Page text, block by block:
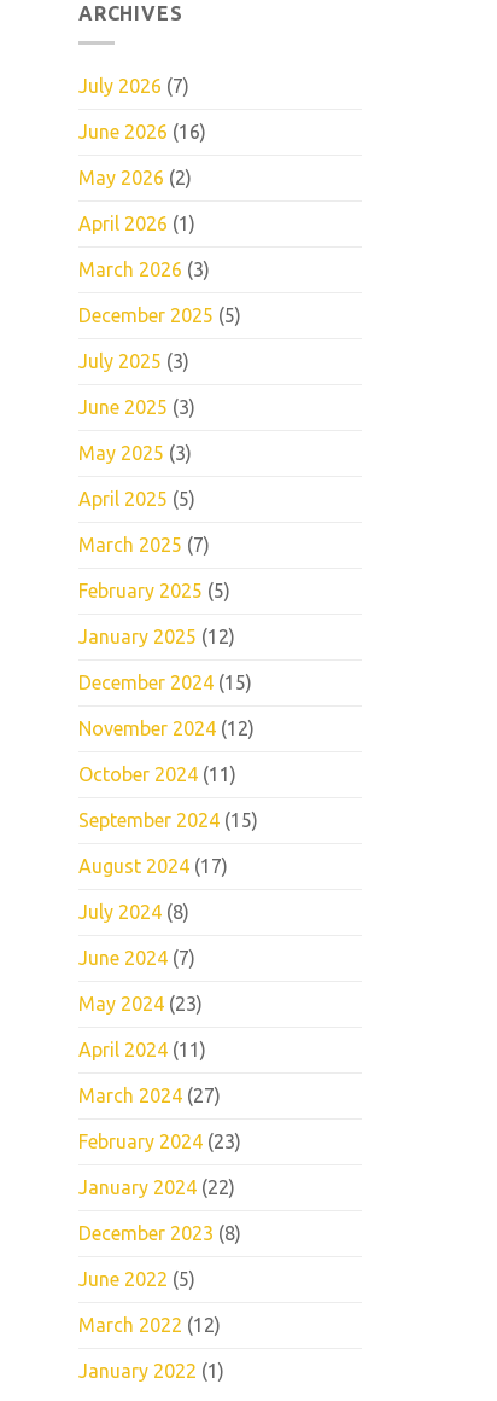
ARCHIVES
July 2026 (7)
June 2026 (16)
May 2026 (2)
April 2026 (1)
March 2026 (3)
December 2025 (5)
July 2025 (3)
June 2025 (3)
May 2025 (3)
April 2025 (5)
March 2025 (7)
February 2025 (5)
January 2025 (12)
December 2024 (15)
November 2024 (12)
October 2024 (11)
September 2024 (15)
August 2024 (17)
July 2024 (8)
June 2024 (7)
May 2024 (23)
April 2024 (11)
March 2024 (27)
February 2024 (23)
January 2024 (22)
December 2023 (8)
June 2022 (5)
March 2022 (12)
January 2022 (1)